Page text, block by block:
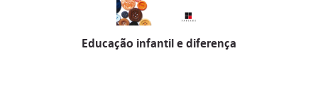
Educação infantil e diferença